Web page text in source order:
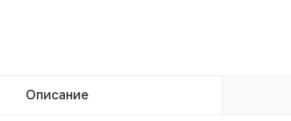
Описание